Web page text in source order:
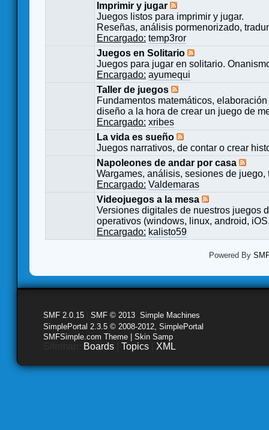
Imprimir y jugar
Juegos listos para imprimir y jugar.
Reseñas, análisis pormenorizado,
Encargado: temp3ror
Juegos en Solitario
Juegos para jugar en solitario.
Encargado: ayumequi
Taller de juegos
Fundamentos matemáticos,
diseño a la hora de crear un juego de
Encargado: xribes
La vida es sueño
Juegos narrativos, de contar o crear
Napoleones de andar por casa
Wargames, análisis, sesiones de
Encargado: Valdemaras
Videojuegos a la mesa
Versiones digitales de nuestros juegos
operativos (windows, linux, android,
Encargado: kalisto59
Powered By
SMF 2.0.15 SMF © 2013 Simple Machines
SimplePortal 2.3.5 © 2008-2012, SimplePortal
SMFSimple.com Theme | Skin Samp
Boards Topics XML